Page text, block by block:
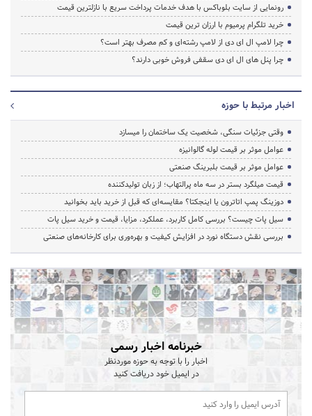
رونمایی از سایت بلوباکس با هدف خدمات پرداخت سریع با نازلترین قیمت
خرید تلگرام پرمیوم با ارزان ترین قیمت
چرا لامپ ال ای دی از لامپ رشته‌ای و کم مصرف بهتر است؟
چرا پنل های ال ای دی سقفی فروش خوبی دارند؟
اخبار مرتبط با حوزه
وقتی جزئیات سنگی، شخصیت یک ساختمان را میسازد
عوامل موثر بر قیمت لوله گالوانیزه
عوامل موثر بر قیمت بلبرینگ صنعتی
قیمت میلگرد بستر در سه ماه پرالتهاب؛ از زبان تولیدکننده
دوزینگ پمپ اتاترون یا اینجکتا؟ مقایسه‌ای که قبل از خرید باید بخوانید
سیل پات چیست؟ بررسی کامل کاربرد، عملکرد، مزایا، قیمت و خرید سیل پات
بررسی نقش دستگاه نورد در افزایش کیفیت و بهره‌وری برای کارخانه‌های صنعتی
خبرنامه اخبار رسمی
اخبار را با توجه به حوزه موردنظر
در ایمیل خود دریافت کنید